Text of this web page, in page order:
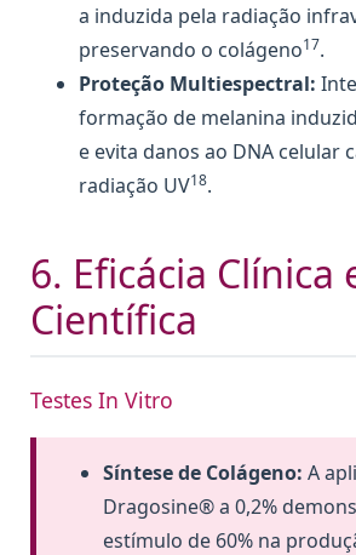
a induzida pela radiação
preservando o colágeno17.
Proteção Multiespectral:
formação de melanina
e evita danos ao DNA celular
radiação UV18.
6. Eficácia Clínica
Científica
Testes In Vitro
Síntese de Colágeno: A
Dragosine® a 0,2%
estímulo de 60% na